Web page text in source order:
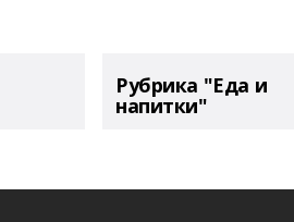
Рубрика "Еда и
напитки"